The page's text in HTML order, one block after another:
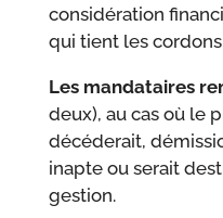
considération
qui tient les
Les mandataires
deux), au cas où le
décéderait,
inapte ou serait
gestion.